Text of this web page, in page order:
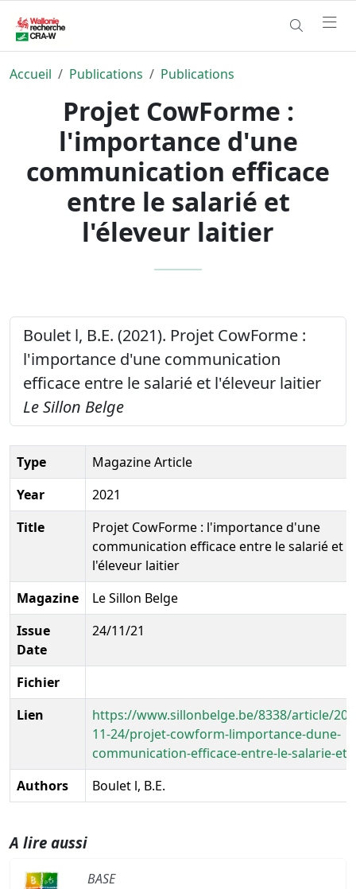
Accueil Publications Publications
Projet CowForme :
l'importance d'une
communication efficace
entre le salarié et
l'éleveur laitier
Boulet l, B.E. (2021). Projet CowForme :
l'importance d'une communication
efficace entre le salarié et l'éleveur laitier
Le Sillon Belge
Type
Magazine Article
Year
2021
Title
Projet CowForme : l'importance d'une
communication efficace entre le salarié et
l'éleveur laitier
Magazine
Le Sillon Belge
Issue
Date
24/11/21
Fichier
Lien
https://www.sillonbelge.be/8338/article/
11-24/projet-cowform-limportance-dune-
communication-efficace-entre-le-salarie-et
Authors
Boulet l, B.E.
A lire aussi
BASE